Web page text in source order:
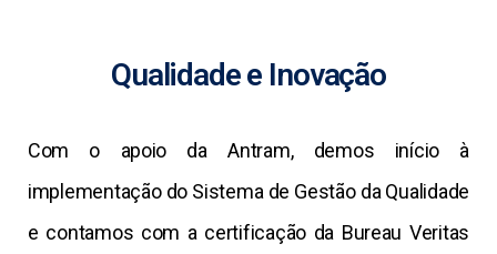
Qualidade e Inovação
Com o apoio da Antram, demos início à
implementação do Sistema de Gestão da Qualidade
e contamos com a certificação da Bureau Veritas